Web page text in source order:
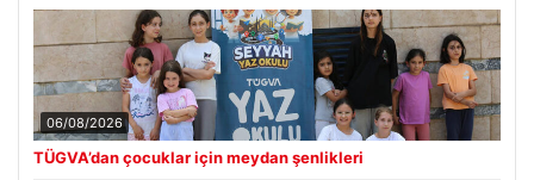
06/08/2026
TÜGVA’dan çocuklar için meydan şenlikleri